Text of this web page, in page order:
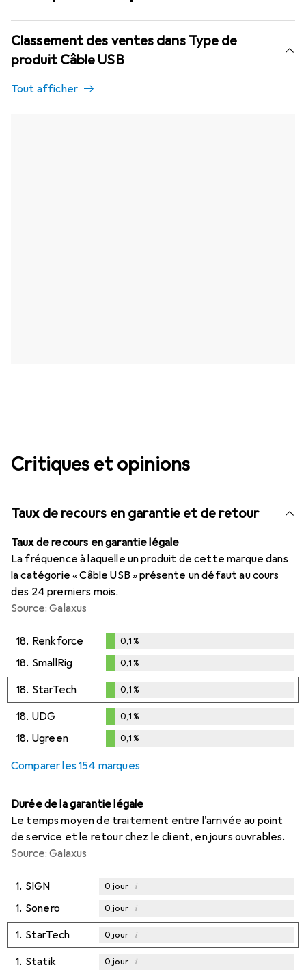
Classement des ventes dans Type de
produit Câble USB
Tout afficher
Critiques et opinions
Taux de recours en garantie et de retour
Taux de recours en garantie légale
La fréquence à laquelle un produit de cette marque dans
la catégorie « Câble USB » présente un défaut au cours
des 24 premiers mois.
Source: Galaxus
18. Renkforce
%
0,1%
18. SmallRig
0,1%
0,1%
18. StarTech
0,1%
0,1%
18. UDG
%
0,1%
18. Ugreen 0,1%
Comparer les 154 marques
Durée de la garantie légale
Le temps moyen de traitement entre l'arrivée au point
de service et le retour chez le client, en jours ouvrables.
Source: Galaxus
1. SIGN 0jour i
1. Sonero 0jour i
1. StarTech 0jour i
1. Statik 0jour i